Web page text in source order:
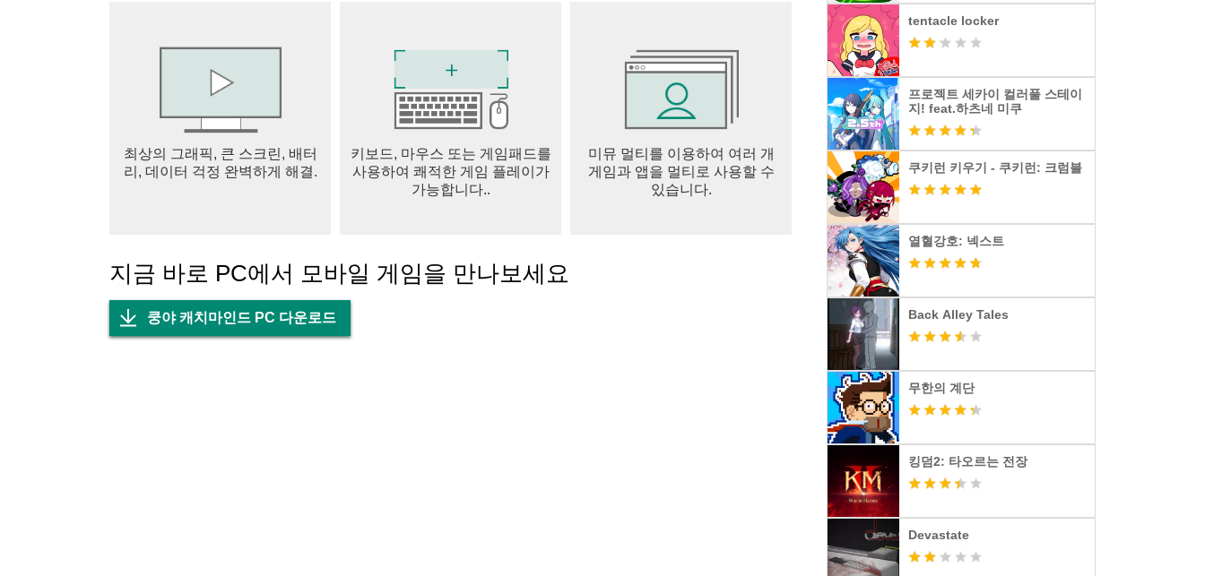
- Storage : 앱이 게임을 설치하고 게임 데이터를 저장하도록 허용합니다.
▶선택적 접근권한
- Location : 인게임 내 위치기반 그림 퀴즈를 출제하고 풀기위해 해당 권한이 필요합니다.
이 필요합니다.
- Gallery : 디바이스 내 사진 및 동영상등의 데이터를 저장하고 접근하기 위해 해당 권한이 필요합니다.
※ 유료 아이템 구매 시 별도의 요금이 부과됩니다.
- 이용조건 및 기간: 게임 내 별도 고지된 내용에 따름
(사용기간이 표시되지 않은 경우, 서비스의 종료일까지를 사용기간으로 간주)
최상의 그래픽, 큰 스크린, 배터
리, 데이터 걱정 완벽하게 해결.
키보드, 마우스 또는 게임패드를
사용하여 쾌적한 게임 플레이가
가능합니다..
미뮤 멀티를 이용하여 여러 개
게임과 앱을 멀티로 사용할 수
있습니다.
지금 바로 PC에서 모바일 게임을 만나보세요
쿵야 캐치마인드 PC 다운로드
tentacle locker
프로젝트 세카이 컬러풀 스테이
지! feat.하츠네 미쿠
쿠키런 키우기 - 쿠키런: 크럼블
열혈강호: 넥스트
Back Alley Tales
무한의 계단
킹덤2: 타오르는 전장
Devastate